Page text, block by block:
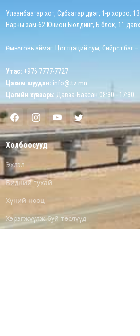
Улаанбаатар хот, Сүхбаатар дүүрэг, 1-р хороо,
Нарны зам-62 Юнион Бюлдинг, Б блок, 11
Өмнөговь аймаг, Цогтцэций сум, Сийрст баг –
Утас: +976 7777-7727
Цахим шуудан: info@ttz.mn
Цагийн хуваарь: Даваа-Баасан 08:30 - 17:30
Холбоосууд
Эхлэл
Бидний тухай
Хүний нөөц
Хэрэгжүүлж буй төслүүд